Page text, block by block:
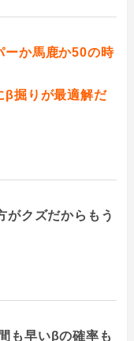
ーか馬鹿か50の時
β掘りが最適解だ
がクズだからもう
も早いβの確率も